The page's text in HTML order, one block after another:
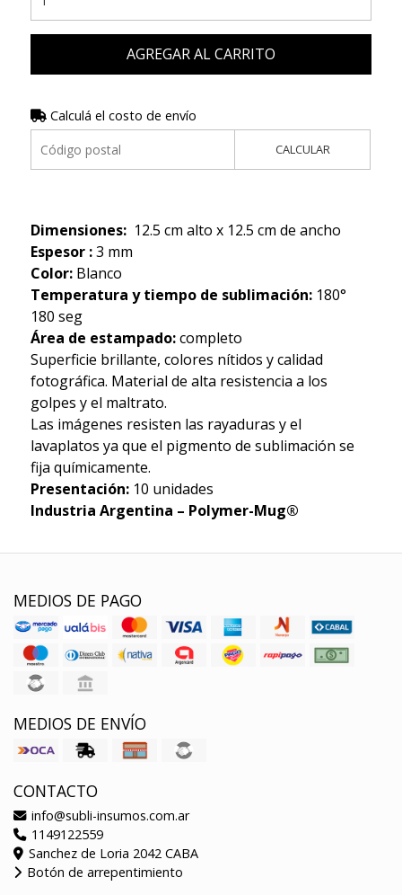
AGREGAR AL CARRITO
Calculá el costo de envío
CALCULAR
Dimensiones:12.5 cm alto x 12.5 cm de ancho
Espesor :3 mm
Color:Blanco
Temperatura y tiempo de sublimación: 180°
180 seg
Área de estampado:completo
Superficie brillante, colores nítidos y calidad
fotográfica. Material de alta resistencia a los
golpes y el maltrato.
Las imágenes resisten las rayaduras y el
lavaplatos ya que el pigmento de sublimación se
fija químicamente.
Presentación:10 unidades
Industria Argentina – Polymer-Mug®
MEDIOS DE PAGO
MEDIOS DE ENVÍO
CONTACTO
info@subli-insumos.com.ar
1149122559
Sanchez de Loria 2042 CABA
Botón de arrepentimiento